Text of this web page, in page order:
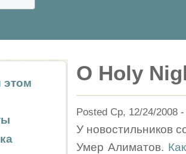
этом
O Holy
Posted Ср, 12/24/2008
У новостильников
Умер Алиматов.